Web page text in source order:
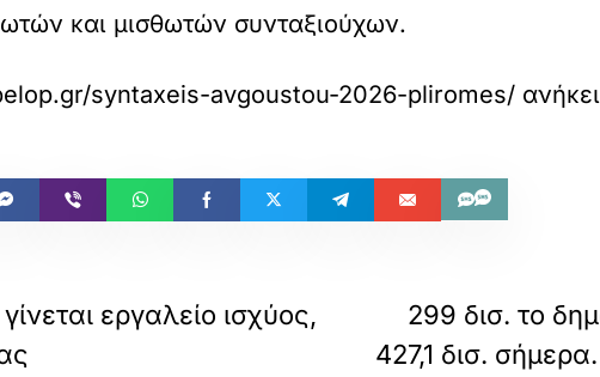
και μισθωτών συνταξιούχων.
syntaxeis-avgoustou-2026-pliromes/
εργαλείο ισχύος,
299 δισ. το
427,1 δισ.